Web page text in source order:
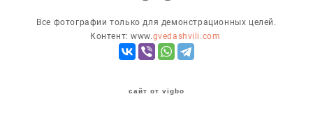
Все фотографии только для демонстрационных целей.
Контент: www.gvedashvili.com
сайт от vigbo